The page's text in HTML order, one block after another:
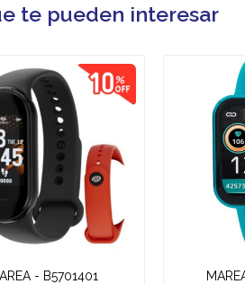
te pueden interesar
- B5701401